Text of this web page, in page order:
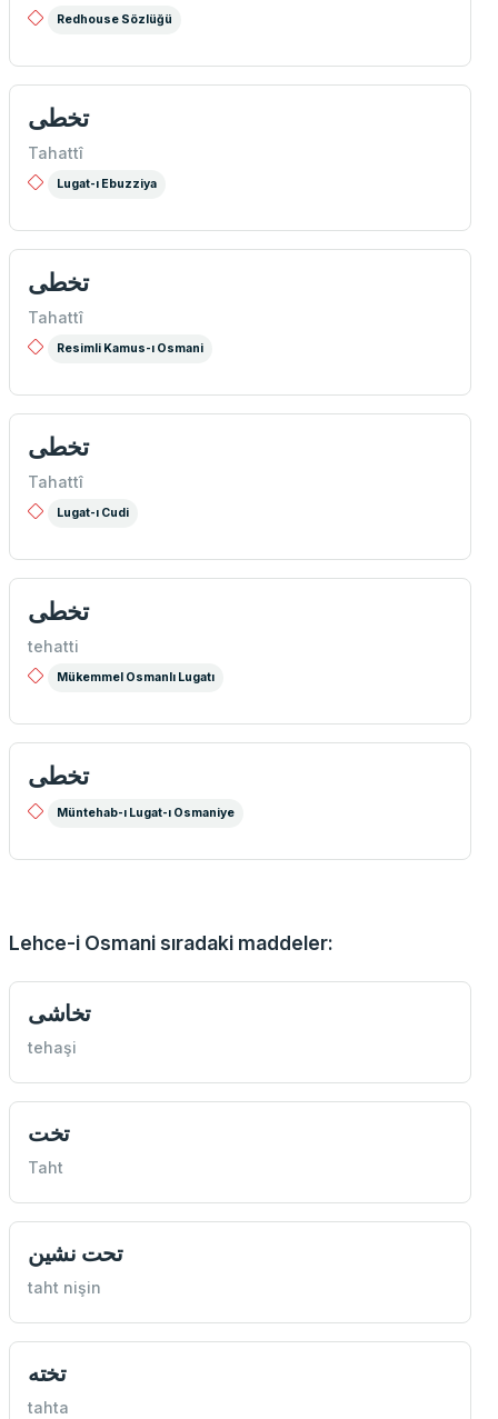
Redhouse Sözlüğü
تخطی
Tahattî
Lugat-ı Ebuzziya
تخطی
Tahattî
Resimli Kamus-ı Osmani
تخطی
Tahattî
Lugat-ı Cudi
تخطی
tehatti
Mükemmel Osmanlı Lugatı
تخطی
Müntehab-ı Lugat-ı Osmaniye
Lehce-i Osmani sıradaki maddeler:
تخاشی
tehaşi
تخت
Taht
تحت نشين
taht nişin
تخته
tahta